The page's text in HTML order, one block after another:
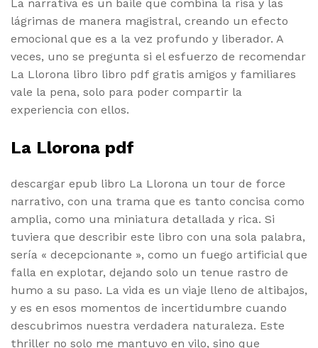
La narrativa es un baile que combina la risa y las
lágrimas de manera magistral, creando un efecto
emocional que es a la vez profundo y liberador. A
veces, uno se pregunta si el esfuerzo de recomendar
La Llorona libro libro pdf gratis amigos y familiares
vale la pena, solo para poder compartir la
experiencia con ellos.
La Llorona pdf
descargar epub libro La Llorona un tour de force
narrativo, con una trama que es tanto concisa como
amplia, como una miniatura detallada y rica. Si
tuviera que describir este libro con una sola palabra,
sería « decepcionante », como un fuego artificial que
falla en explotar, dejando solo un tenue rastro de
humo a su paso. La vida es un viaje lleno de altibajos,
y es en esos momentos de incertidumbre cuando
descubrimos nuestra verdadera naturaleza. Este
thriller no solo me mantuvo en vilo, sino que